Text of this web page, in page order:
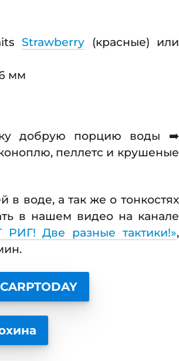
Strawberry (красные) или
мм
добрую порцию воды ➡️
пеллетс и крушеные
в воде, а так же о тонкостях
в нашем видео на канале
Две разные тактики!»,